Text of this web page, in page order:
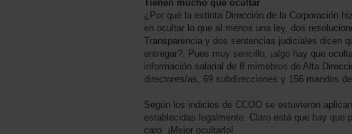
Tienen mucho que ocultar
¿Por qué la extinta Dirección de la Corporación
en ocultar lo que al menos una ley, dos
Transparencia y dos sentencias judiciales dicen
entregar?. Pues muy sencillo, ¡algo hay que
información salarial de 8 mimebros de Alta
directores/as, 69 subdirecciones y 156 mandos
Según los indicios de CCOO se estuvieron
establecidas legalmente. Claro está que hay
caro. ¡Mejor ocultarlo!